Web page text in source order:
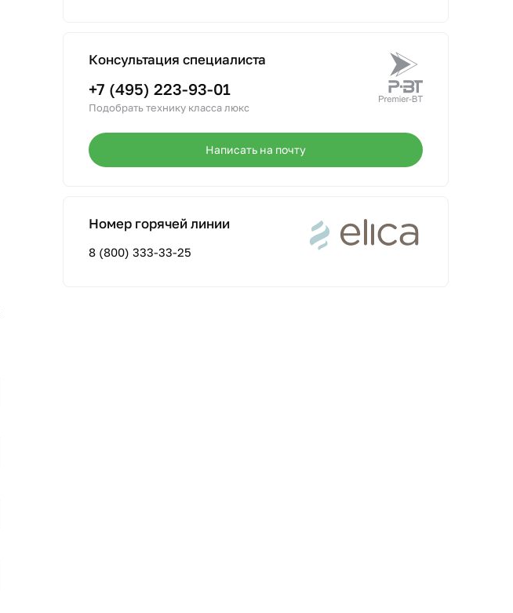
Консультация специалиста
+7 (495) 223-93-01
Подобрать технику класса люкс
Написать на почту
Номер горячей линии
8 (800) 333-33-25